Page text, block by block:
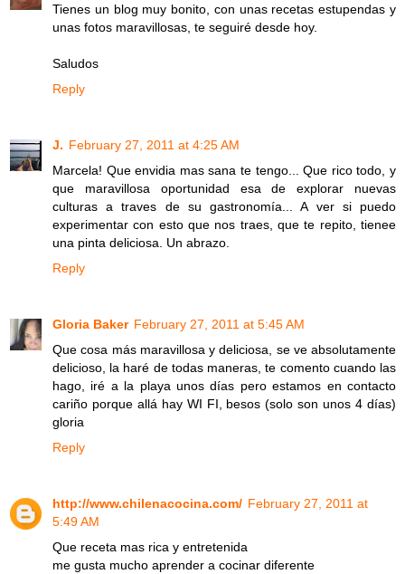
Tienes un blog muy bonito, con unas recetas estupendas y
unas fotos maravillosas, te seguiré desde hoy.
Saludos
Reply
J. February 27, 2011 at 4:25 AM
Marcela! Que envidia mas sana te tengo... Que rico todo, y
que maravillosa oportunidad esa de explorar nuevas
culturas a traves de su gastronomía... A ver si puedo
experimentar con esto que nos traes, que te repito, tienee
una pinta deliciosa. Un abrazo.
Reply
Gloria Baker February 27, 2011 at 5:45 AM
Que cosa más maravillosa y deliciosa, se ve absolutamente
delicioso, la haré de todas maneras, te comento cuando las
hago, iré a la playa unos días pero estamos en contacto
cariño porque allá hay WI FI, besos (solo son unos 4 días)
gloria
Reply
http://www.chilenacocina.com/ February 27, 2011 at
5:49 AM
Que receta mas rica y entretenida
me gusta mucho aprender a cocinar diferente